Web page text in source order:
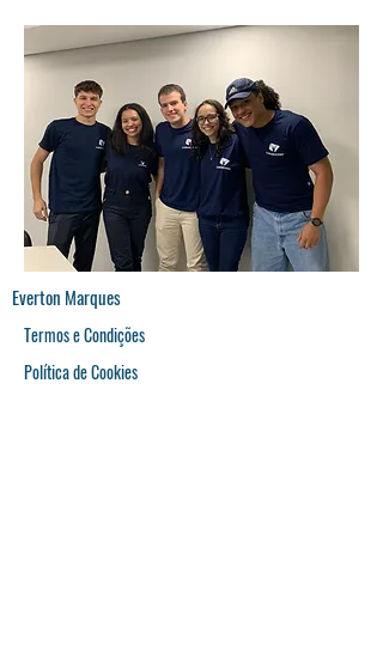
Everton Marques
Termos e Condições
Política de Cookies